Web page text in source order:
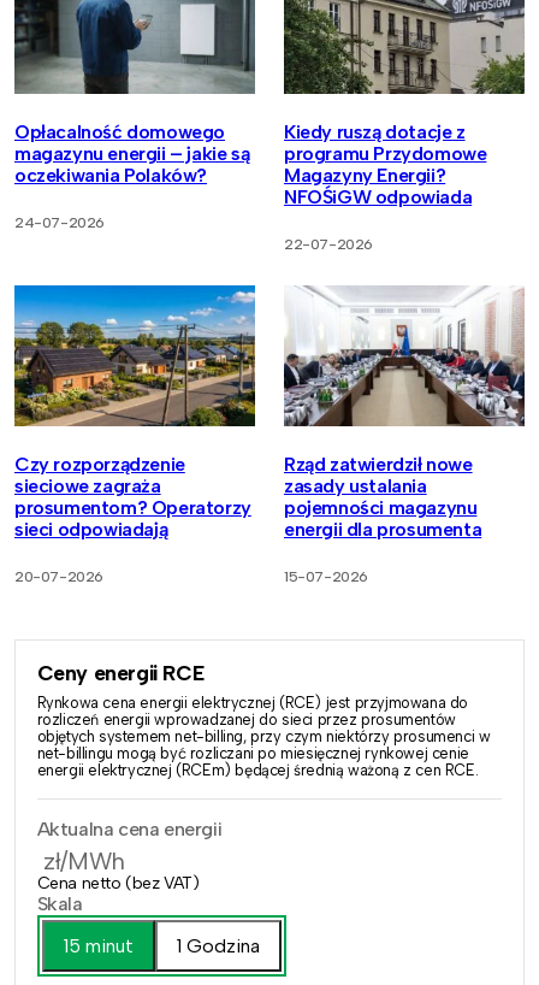
Opłacalność domowego
magazynu energii – jakie są
oczekiwania Polaków?
24-07-2026
Kiedy ruszą dotacje z
programu Przydomowe
Magazyny Energii?
NFOŚiGW odpowiada
22-07-2026
Czy rozporządzenie
sieciowe zagraża
prosumentom? Operatorzy
sieci odpowiadają
20-07-2026
Rząd zatwierdził nowe
zasady ustalania
pojemności magazynu
energii dla prosumenta
15-07-2026
Ceny energii RCE
Rynkowa cena energii elektrycznej (RCE) jest przyjmowana do
rozliczeń energii wprowadzanej do sieci przez prosumentów
objętych systemem net-billing, przy czym niektórzy prosumenci w
net-billingu mogą być rozliczani po miesięcznej rynkowej cenie
energii elektrycznej (RCEm) będącej średnią ważoną z cen RCE.
Aktualna cena energii
zł/MWh
Cena netto (bez VAT)
Skala
15 minut
1 Godzina